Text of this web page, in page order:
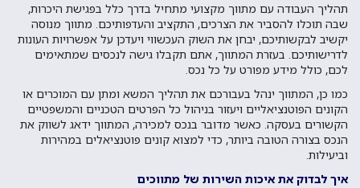
תהליך העבודה עם מתווך מקצועי מתחיל בדרך כלל בפגישת היכרות,
שבה תוכלו להסביר את הצרכים, התקציב והעדפותיכם. מתווך מנוסה
יקשיב לבקשותיכם, יבחן את השוק העכשווי ויעדכן על אפשרויות העונות
לדרישותיכם. בעזרת המתווך, אתם תקבלו גישה לנכסים שמתאימים
לכם, כולל מידע מפורט על כל נכס.
כמו כן, המתווך ינהל בעבורכם את תהליך המשא ומתן עם המוכרים או
הקונים הפוטנציאליים ויעזור בניהול כל הפרטים הטכניים והמשפטיים
הקשורים בעסקה. כאשר מדובר בנכס למכירה, המתווך ידאג לשווק את
הנכס בצורה הטובה ביותר, כדי למצוא קונים פוטנציאלים במהירות
וביעילות.
איך לבדוק את איכות השירות של מתווכים